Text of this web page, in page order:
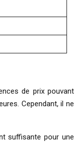
de prix pouvant
Cependant, il ne
suffisante pour une